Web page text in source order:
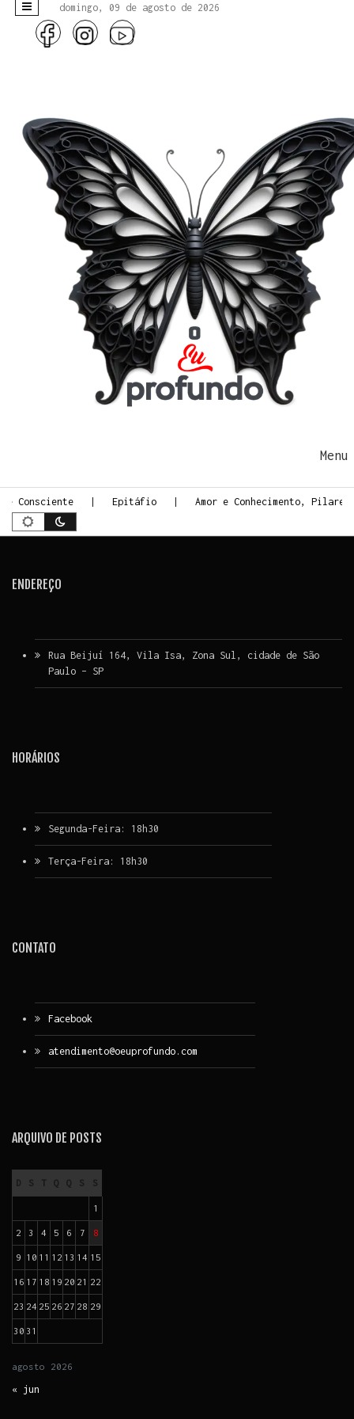
domingo, 09 de agosto de 2026
Consciente Epitáfio Amor e Conhecimento,
ENDEREÇO
Rua Beijuí 164, Vila Isa, Zona Sul, cidade de São
Paulo – SP
HORÁRIOS
Segunda-Feira: 18h30
Terça-Feira: 18h30
CONTATO
Facebook
atendimento@oeuprofundo.com
ARQUIVO DE POSTS
agosto 2026
D S T Q Q S S
1
2 3 4 5 6 7 8
9 10 11 12 13 14 15
16 17 18 19 20 21 22
23 24 25 26 27 28 29
30 31
« jun